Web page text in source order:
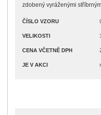
zdobený vyráženými
ČÍSLO VZORU
VELIKOSTI
CENA VČETNĚ DPH
JE V AKCI